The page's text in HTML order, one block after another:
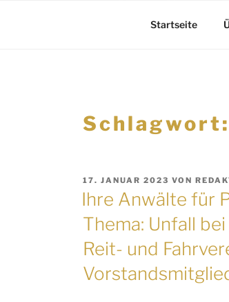
Startseite
Schlagwort:
VERÖFFENTLICHT
AM
17. JANUAR 2023 VON
Ihre Anwälte für
Thema: Unfall
Reit- und